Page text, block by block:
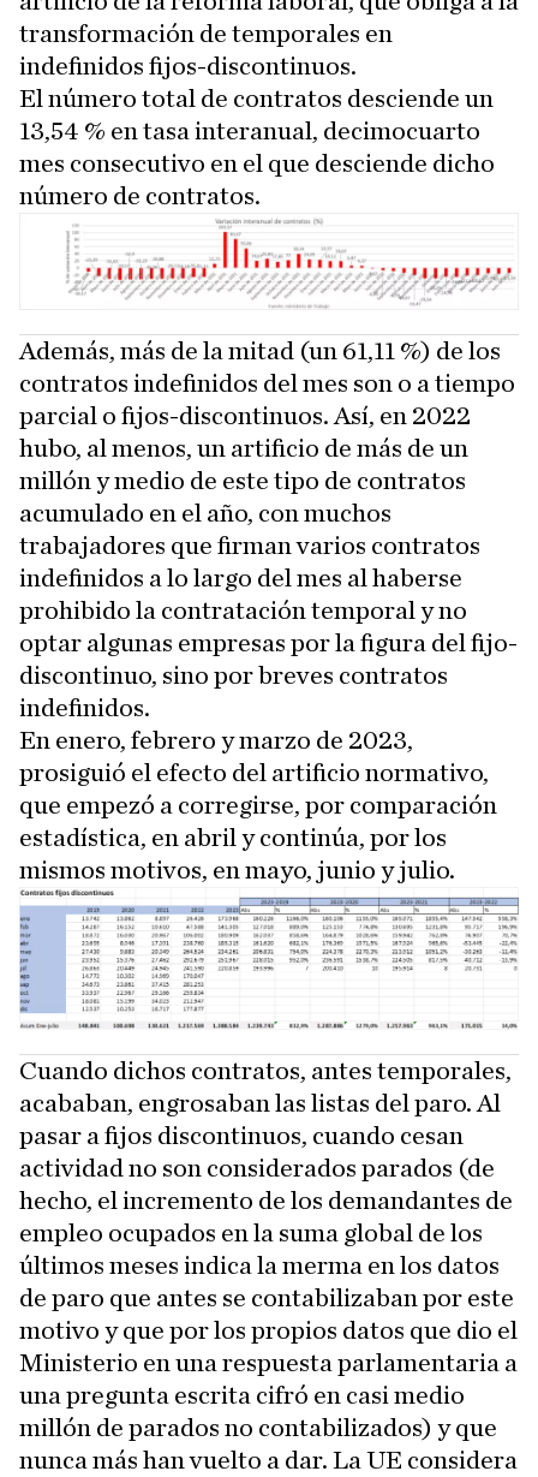
transformación de temporales en
indefinidos fijos-discontinuos.
El número total de contratos desciende un
13,54 % en tasa interanual, decimocuarto
mes consecutivo en el que desciende dicho
número de contratos.
Además, más de la mitad (un 61,11 %) de los
contratos indefinidos del mes son o a tiempo
parcial o fijos-discontinuos. Así, en 2022
hubo, al menos, un artificio de más de un
millón y medio de este tipo de contratos
acumulado en el año, con muchos
trabajadores que firman varios contratos
indefinidos a lo largo del mes al haberse
prohibido la contratación temporal y no
optar algunas empresas por la figura del fijo-
discontinuo, sino por breves contratos
indefinidos.
En enero, febrero y marzo de 2023,
prosiguió el efecto del artificio normativo,
que empezó a corregirse, por comparación
estadística, en abril y continúa, por los
mismos motivos, en mayo, junio y julio.
Cuando dichos contratos, antes temporales,
acababan, engrosaban las listas del paro. Al
pasar a fijos discontinuos, cuando cesan
actividad no son considerados parados (de
hecho, el incremento de los demandantes de
empleo ocupados en la suma global de los
últimos meses indica la merma en los datos
de paro que antes se contabilizaban por este
motivo y que por los propios datos que dio el
Ministerio en una respuesta parlamentaria a
una pregunta escrita cifró en casi medio
millón de parados no contabilizados) y que
nunca más han vuelto a dar. La UE considera